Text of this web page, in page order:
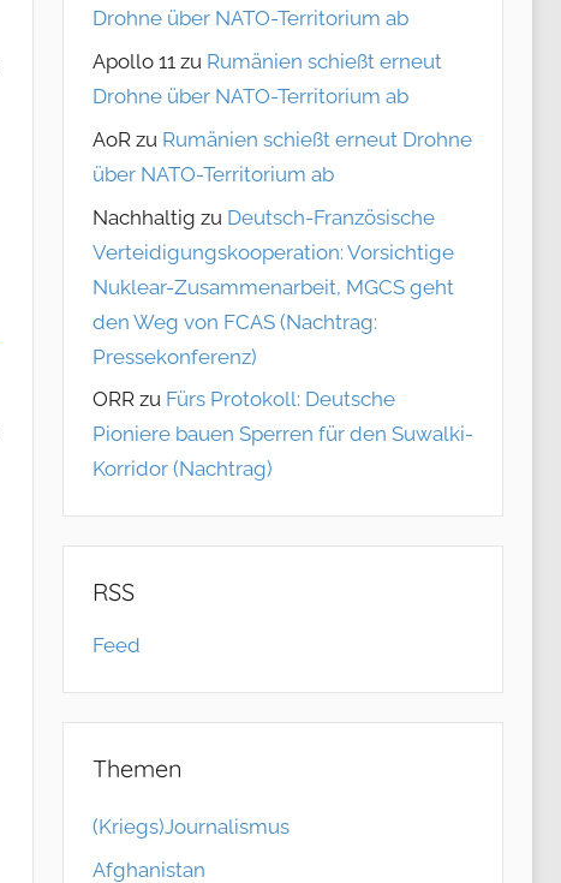
Drohne über NATO-Territorium ab
Apollo 11zu Rumänien schießt erneut
Drohne über NATO-Territorium ab
AoRzu Rumänien schießt erneut Drohne
über NATO-Territorium ab
Nachhaltig zu Deutsch-Französische
Verteidigungskooperation: Vorsichtige
Nuklear-Zusammenarbeit, MGCS geht
den Weg von FCAS (Nachtrag:
Pressekonferenz)
ORRzu Fürs Protokoll: Deutsche
Pioniere bauen Sperren für den Suwalki-
Korridor (Nachtrag)
RSS
Feed
Themen
(Kriegs)Journalismus
Afghanistan